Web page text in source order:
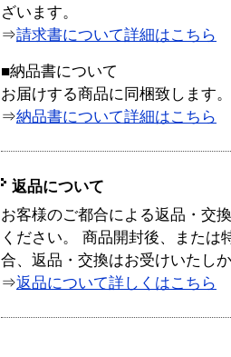
ざいます。
⇒請求書について詳細はこちら
■納品書について
お届けする商品に同梱致します。
⇒納品書について詳細はこちら
返品について
お客様のご都合による返品・交
ください。 商品開封後、または
合、返品・交換はお受けいたし
⇒返品について詳しくはこちら